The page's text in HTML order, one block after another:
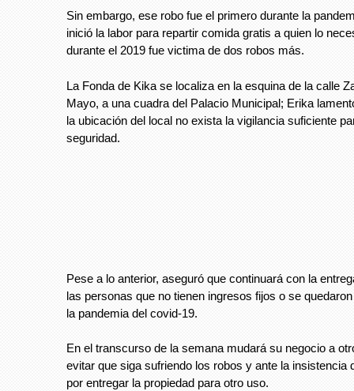
Sin embargo, ese robo fue el primero durante la
inició la labor para repartir comida gratis a quien lo
durante el 2019 fue victima de dos robos más.
La Fonda de Kika se localiza en la esquina de la calle
Mayo, a una cuadra del Palacio Municipal; Erika
la ubicación del local no exista la vigilancia suficiente
seguridad.
Pese a lo anterior, aseguró que continuará con la
las personas que no tienen ingresos fijos o se
la pandemia del covid-19.
En el transcurso de la semana mudará su negocio a
evitar que siga sufriendo los robos y ante la insistencia
por entregar la propiedad para otro uso.